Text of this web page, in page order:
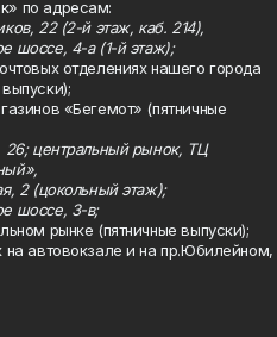
по адресам:
22 (2-й этаж, каб. 214),
шоссе, 4-а (1-й этаж);
отделениях нашего города
«Бегемот» (пятничные
26; центральный рынок, ТЦ
2 (цокольный этаж);
шоссе, 3-в;
рынке (пятничные выпуски);
на автовокзале и на пр.Юбилейном,